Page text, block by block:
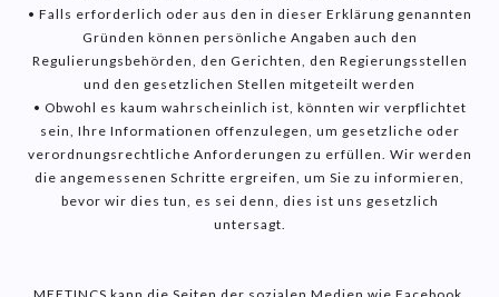
• Falls erforderlich oder aus den in dieser Erklärung genannten
Gründen können persönliche Angaben auch den
Regulierungsbehörden, den Gerichten, den Regierungsstellen
und den gesetzlichen Stellen mitgeteilt werden
• Obwohl es kaum wahrscheinlich ist, könnten wir verpflichtet
sein, Ihre Informationen offenzulegen, um gesetzliche oder
verordnungsrechtliche Anforderungen zu erfüllen. Wir werden
die angemessenen Schritte ergreifen, um Sie zu informieren,
bevor wir dies tun, es sei denn, dies ist uns gesetzlich
untersagt.